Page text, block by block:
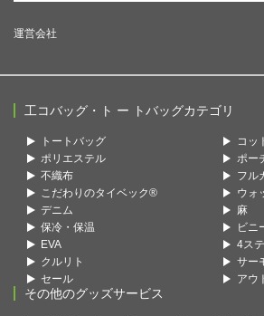
運営会社
工コバッグ・ト ー トバッグカテゴリ
トートバッグ
コッ
ポリエステル
ポー
不織布
フル
こだわりのタイベック®
ウォ
デニム
麻
保冷・保温
ビニ
EVA
4ス
クルリト
サー
セール
アウ
その他のグッズサービス